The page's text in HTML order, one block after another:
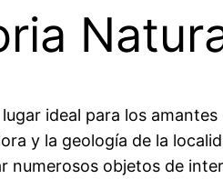
ideal para los
y la geología de la
numerosos objetos de